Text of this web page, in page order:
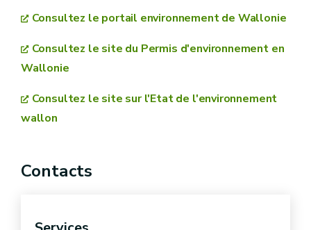
à la confidentialité des délibérations des autorités
publiques
Consultez le portail environnement de Wallonie
Consultez le site du Permis d'environnement en
Wallonie
Consultez le site sur l'Etat de l'environnement
wallon
Contacts